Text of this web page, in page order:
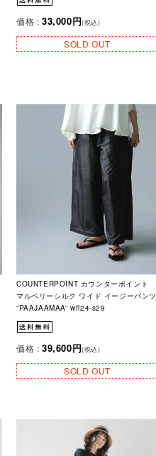
価格 : 33,000円(税込)
SOLD OUT
COUNTERPOINT カウンターポイント
マルベリーシルク ワイド イージーパンツ
“PAAJAAMAA” wfl24-s29
価格 : 39,600円(税込)
SOLD OUT